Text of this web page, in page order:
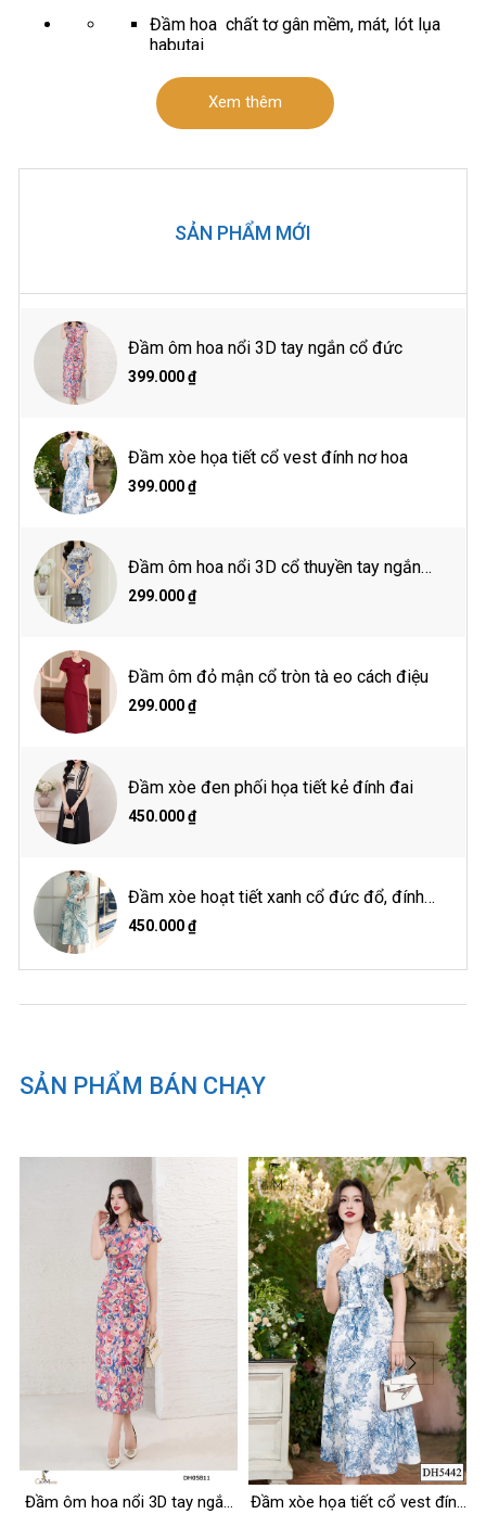
SẢN PHẨM MỚI
Đầm ôm hoa nổi 3D tay ngắn cổ đức
399.000 ₫
Đầm xòe họa tiết cổ vest đính nơ hoa
399.000 ₫
Đầm ôm hoa nổi 3D cổ thuyền tay ngắn
đính hoa eo
299.000 ₫
Đầm ôm đỏ mận cổ tròn tà eo cách điệu
299.000 ₫
Đầm xòe đen phối họa tiết kẻ đính đai
450.000 ₫
Đầm xòe hoạt tiết xanh cổ đức đổ, đính
hoa eo
450.000 ₫
Đầm hoa chất tơ gân mềm, mát, lót lụa
habutai
hợp với công sở
Thế mạnh sản phẩm
đầm 2 lớp. váy khóa sau
Dài 105-111 từ size S đến XL
Thông số sản phẩm
(Vai)*(Ngực)*(Eo) cm
Size L: 39*92*76
Size XL: 40*96*80
Chiều cao 1m65
Cân nặng: 48kg
Mặc size S
Hướng dẫn giặt là
Giặt nước lạnh
Giặt với sản phẩm cùng màu
Lộn trái khi giặt
Tổ chức chịu trách nhiệm về
hàng hóa: Công ty TNHH thời
Xuất xứ: Việt Nam
Xem thêm
SẢN PHẨM BÁN CHẠY
Đầm ôm hoa nổi 3D tay ngắn
Đầm xòe họa tiết cổ vest đính